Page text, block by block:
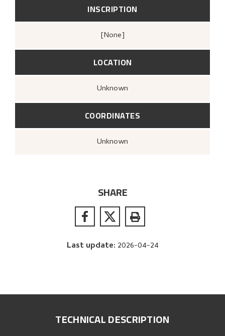
INSCRIPTION
[none]
LOCATION
Unknown
COORDINATES
Unknown
SHARE
Last update: 2026-04-24
TECHNICAL DESCRIPTION